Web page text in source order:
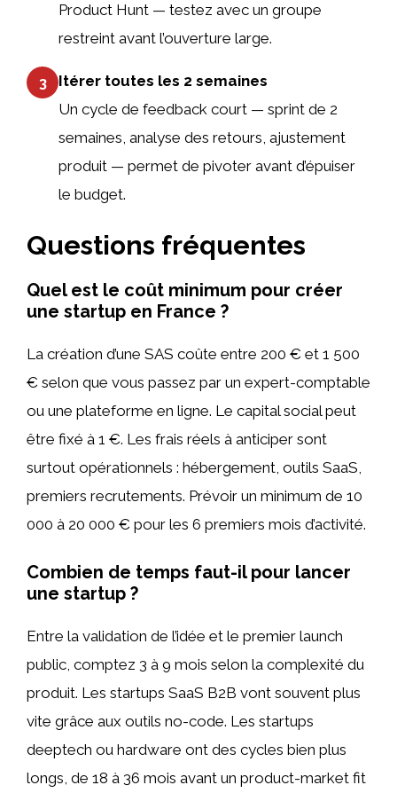
Product Hunt — testez avec un groupe
restreint avant l’ouverture large.
3
Itérer toutes les 2 semaines
Un cycle de feedback court — sprint de 2
semaines, analyse des retours, ajustement
produit — permet de pivoter avant d’épuiser
le budget.
Questions fréquentes
Quel est le coût minimum pour créer
une startup en France ?
La création d’une SAS coûte entre 200 € et 1 500
€ selon que vous passez par un expert-comptable
ou une plateforme en ligne. Le capital social peut
être fixé à 1 €. Les frais réels à anticiper sont
surtout opérationnels : hébergement, outils SaaS,
premiers recrutements. Prévoir un minimum de 10
000 à 20 000 € pour les 6 premiers mois d’activité.
Combien de temps faut-il pour lancer
une startup ?
Entre la validation de l’idée et le premier launch
public, comptez 3 à 9 mois selon la complexité du
produit. Les startups SaaS B2B vont souvent plus
vite grâce aux outils no-code. Les startups
deeptech ou hardware ont des cycles bien plus
longs, de 18 à 36 mois avant un product-market fit